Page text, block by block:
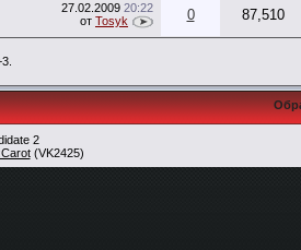
27.02.2009 20:22
от Tosyk 0 87,510
2
(VK2425)